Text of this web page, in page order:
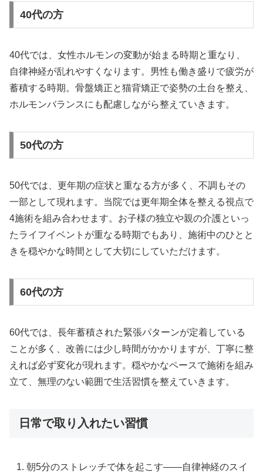
40代の方
40代では、女性ホルモンの変動が始まる時期と重なり、
自律神経が乱れやすくなります。男性も働き盛りで疲労が
蓄積する時期。骨盤矯正と猫背矯正で姿勢の土台を整え、
ホルモンバランスにも配慮しながら整えていきます。
50代の方
50代では、更年期の症状と重なる方が多く、不調もその
一部として現れます。当院では更年期全体を整える視点で
4施術を組み合わせます。お子様の独立や親の介護といっ
たライフイベントが重なる時期でもあり、施術中のひとと
きを穏やかな時間として大切にしていただけます。
60代の方
60代では、長年蓄積された緊張パターンが定着している
ことが多く、改善には少し時間がかかりますが、丁寧に整
えれば必ず変化が現れます。穏やかなペースで施術を組み
立て、無理のない範囲で生活習慣を整えていきます。
日常で取り入れたい習慣
朝5分のストレッチで体を起こす——自律神経のスイ